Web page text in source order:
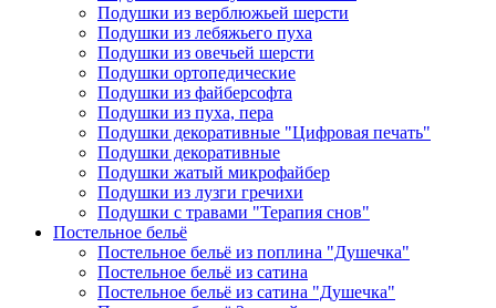
Подушки из верблюжьей шерсти
Подушки из лебяжьего пуха
Подушки из овечьей шерсти
Подушки ортопедические
Подушки из файберсофта
Подушки из пуха, пера
Подушки декоративные "Цифровая печать"
Подушки декоративные
Подушки жатый микрофайбер
Подушки из лузги гречихи
Подушки с травами "Терапия снов"
Постельное бельё
Постельное бельё из поплина "Душечка"
Постельное бельё из сатина
Постельное бельё из сатина "Душечка"